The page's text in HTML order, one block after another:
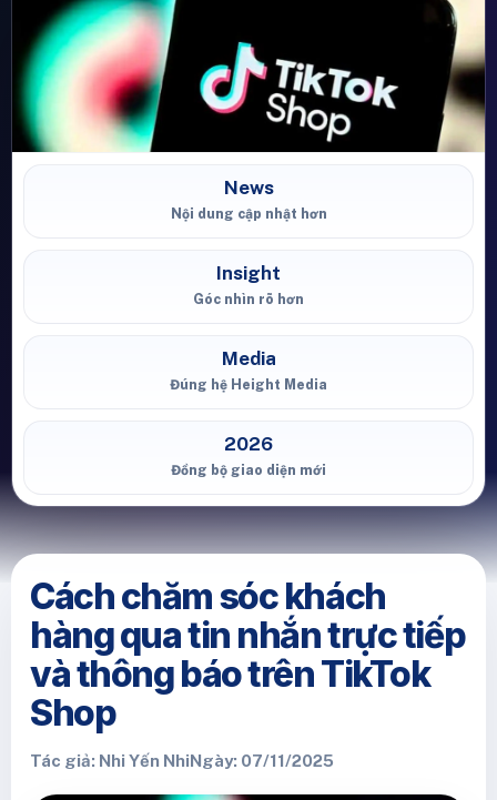
News
Nội dung cập nhật hơn
Insight
Góc nhìn rõ hơn
Media
Đúng hệ Height Media
2026
Đồng bộ giao diện mới
Cách chăm sóc khách
hàng qua tin nhắn trực tiếp
và thông báo trên TikTok
Shop
Tác giả: Nhi Yến NhiNgày: 07/11/2025